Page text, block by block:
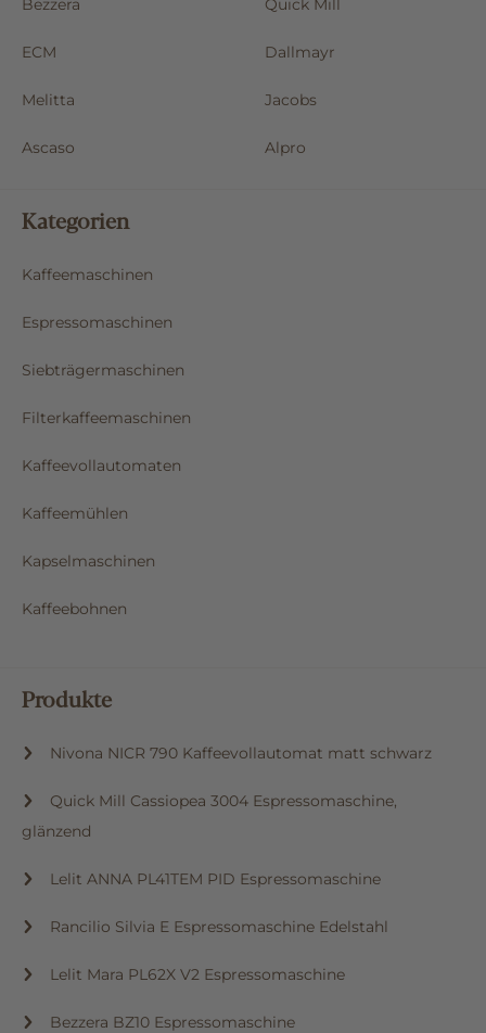
Bezzera Quick Mill
ECM Dallmayr
Melitta Jacobs
Ascaso Alpro
Kategorien
Kaffeemaschinen
Espressomaschinen
Siebträgermaschinen
Filterkaffeemaschinen
Kaffeevollautomaten
Kaffeemühlen
Kapselmaschinen
Kaffeebohnen
Produkte
Nivona NICR 790 Kaffeevollautomat matt schwarz
Quick Mill Cassiopea 3004 Espressomaschine,
glänzend
Lelit ANNA PL41TEM PID Espressomaschine
Rancilio Silvia E Espressomaschine Edelstahl
Lelit Mara PL62X V2 Espressomaschine
Bezzera BZ10 Espressomaschine